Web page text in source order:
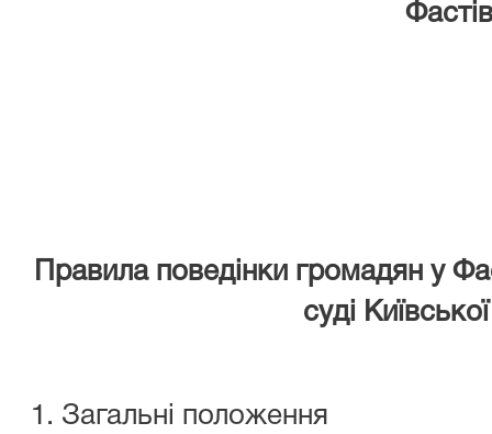
Правила поведінки громадян у
суді
Загальні положення